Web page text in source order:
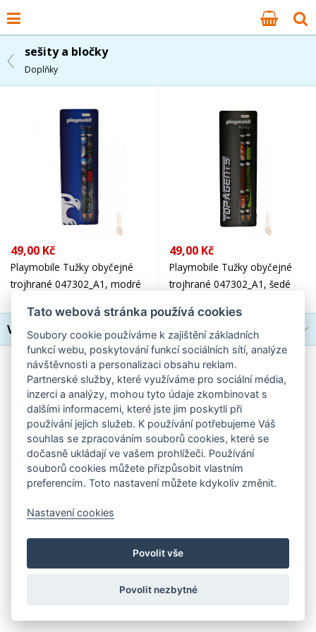
sešity a bločky
Doplňky
49,00 Kč
Playmobile Tužky obyčejné
trojhrané 047302_A1, modré
s rytířem
49,00 Kč
Playmobile Tužky obyčejné
trojhrané 047302_A1, šedé
Výrobce
Standardní verze stránek |Nastavení cookies
Tato webová stránka používá cookies
Soubory cookie používáme k zajištění základních
funkcí webu, poskytování funkcí sociálních sítí, analýze
návštěvnosti a personalizaci obsahu reklam.
Partnerské služby, které využíváme pro sociální média,
inzerci a analýzy, mohou tyto údaje zkombinovat s
dalšími informacemi, které jste jim poskytli při
používání jejich služeb. K používání potřebujeme Váš
souhlas se zpracováním souborů cookies, které se
dočasně ukládají ve vašem prohlížeči. Používání
souborů cookies můžete přizpůsobit vlastním
preferencím. Toto nastavení můžete kdykoliv změnit.
Nastavení cookies
Povolit vše
Povolit nezbytné